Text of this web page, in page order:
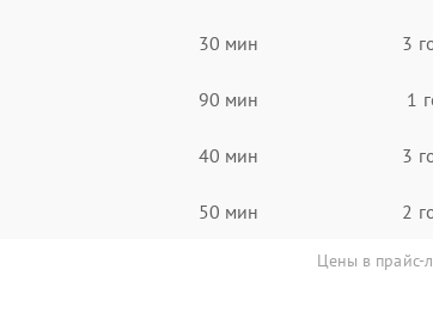
30 мин 3
90 мин 1
40 мин 3
50 мин 2
Цены в прайс-